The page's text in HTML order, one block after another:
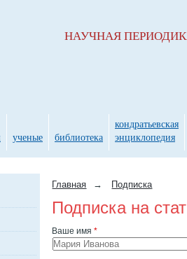
Главная → Подписка
Подписка на
Ваше имя*
НАУЧНАЯ
ученые библиотека
кондратьевская
энциклопедия